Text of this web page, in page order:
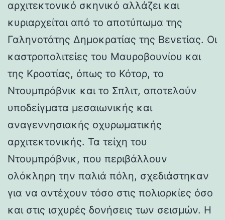
αρχιτεκτονικό σκηνικό αλλάζει και
κυριαρχείται από το αποτύπωμα της
Γαληνοτάτης Δημοκρατίας της Βενετίας. Οι
καστροπολιτείες του Μαυροβουνίου και
της Κροατίας, όπως το Κότορ, το
Ντουμπρόβνικ και το Σπλιτ, αποτελούν
υποδείγματα μεσαιωνικής και
αναγεννησιακής οχυρωματικής
αρχιτεκτονικής. Τα τείχη του
Ντουμπρόβνικ, που περιβάλλουν
ολόκληρη την παλιά πόλη, σχεδιάστηκαν
για να αντέχουν τόσο στις πολιορκίες όσο
και στις ισχυρές δονήσεις των σεισμών. Η